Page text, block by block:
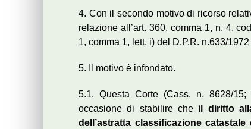
4. Con il secondo motivo di ricorso
relazione all’art. 360, comma 1, n. 4,
1, comma 1, lett. i) del D.P.R. n.633/
5. Il motivo è infondato.
5.1. Questa Corte (Cass. n. 8628/
occasione di stabilire cheil diritto alla
dell’astratta classificazione